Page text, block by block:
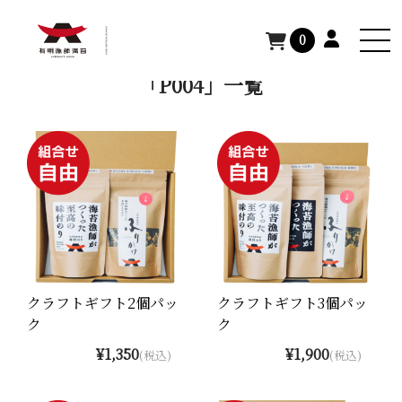
0
TOP P004
「P004」一覧
クラフトギフト2個パッ
ク
¥1,350(税込)
クラフトギフト3個パッ
ク
¥1,900(税込)